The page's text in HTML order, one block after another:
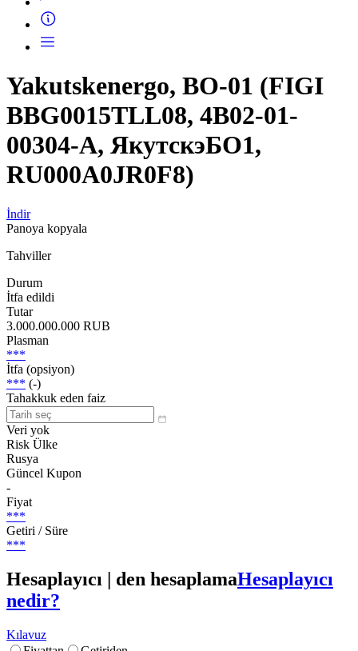
Yakutskenergo, BO-01 (FIGI
BBG0015TLL08, 4B02-01-
00304-A, ЯкутскэБО1,
RU000A0JR0F8)
İndir
Panoya kopyala
Tahviller
Durum
İtfa edildi
Tutar
3.000.000.000 RUB
Plasman
***
İtfa (opsiyon)
*** (-)
Tahakkuk eden faiz
Veri yok
Risk Ülke
Rusya
Güncel Kupon
-
Fiyat
***
Getiri / Süre
***
Hesaplayıcı | den hesaplamaHesaplayıcı
nedir?
Kılavuz